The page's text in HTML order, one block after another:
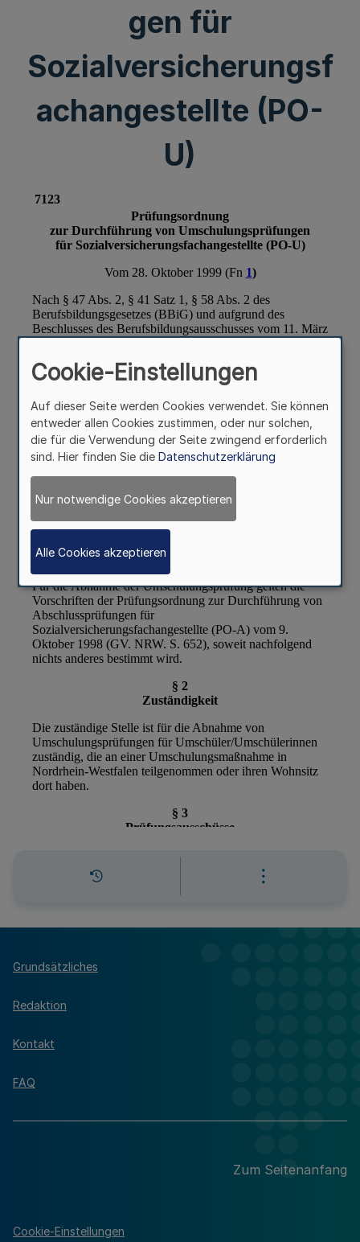
gen für
Sozialversicherungsf
achangestellte (PO-
U)
Grundsätzliches
Redaktion
Kontakt
FAQ
Zum Seitenanfang
Cookie-Einstellungen
Cookie-Einstellungen
Auf dieser Seite werden Cookies verwendet. Sie können
entweder allen Cookies zustimmen, oder nur solchen,
die für die Verwendung der Seite zwingend erforderlich
sind. Hier finden Sie die Datenschutzerklärung
Nur notwendige Cookies akzeptieren
Alle Cookies akzeptieren